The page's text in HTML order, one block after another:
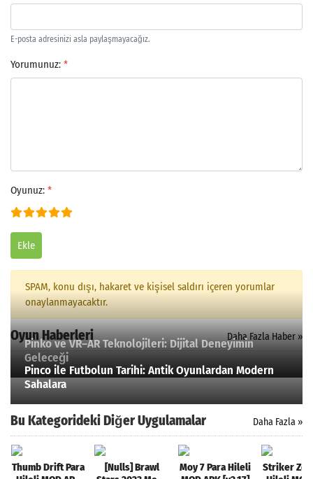
E-posta adresinizi asla paylaşmayacağız.
Yorumunuz: *
Oyunuz: *
Ekle
SPAM, konu dışı, hakaret ve kişisel saldırı içeren yorumlar
onaylanmayacaktır.
Oyun Haberleri Daha Fazla Haber »
Pinko ve VR–AR Teknolojileri: Dijital Deneyimin
Geleceği
Pinco ile Futbolun Tarihi: Antik Oyunlardan Modern
Sahalara
Bu Kategorideki Diğer Uygulamalar Daha Fazla »
Thumb Drift Para
[Nulls] Brawl
Moy 7 Para Hileli
Striker